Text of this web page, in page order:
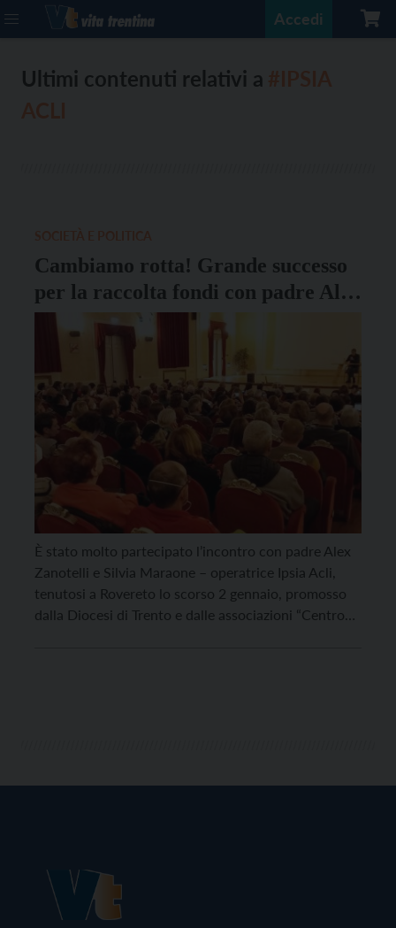
Accedi
Ultimi contenuti relativi a
Cambiamo rotta! Grande successo
per la raccolta fondi con padre Alex
Zanotelli
È stato molto partecipato l’incontro con padre Alex
Zanotelli e Silvia Maraone – operatrice Ipsia Acli,
tenutosi a Rovereto lo scorso 2 gennaio, promosso
dalla Diocesi di Trento e dalle associazioni “Centro